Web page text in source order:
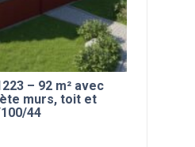
– 92 m² avec
murs, toit et
44